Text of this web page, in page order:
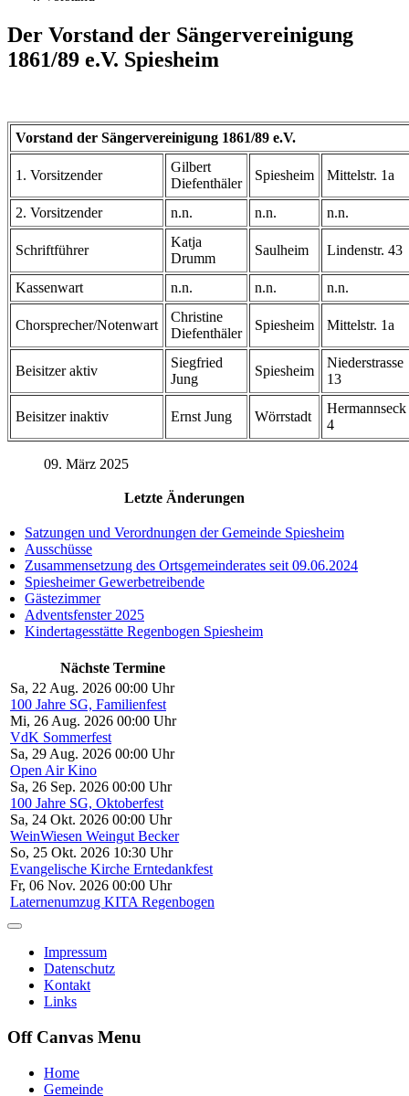
Der Vorstand der Sängervereinigung
1861/89 e.V. Spiesheim
Vorstand der Sängervereinigung 1861/89 e.V.
1. Vorsitzender
Gilbert
Diefenthäler
Spiesheim Mittelstr. 1a
2. Vorsitzender n.n. n.n. n.n.
Schriftführer
Katja
Drumm
Saulheim Lindenstr. 43
Kassenwart n.n. n.n. n.n.
Chorsprecher/Notenwart
Christine
Diefenthäler
Spiesheim Mittelstr. 1a
Beisitzer aktiv
Siegfried
Jung
Spiesheim
Niederstrasse
13
Beisitzer inaktiv Ernst Jung Wörrstadt
Hermannseck
4
09. März 2025
Letzte Änderungen
Satzungen und Verordnungen der Gemeinde Spiesheim
Ausschüsse
Zusammensetzung des Ortsgemeinderates seit 09.06.2024
Spiesheimer Gewerbetreibende
Gästezimmer
Adventsfenster 2025
Kindertagesstätte Regenbogen Spiesheim
Nächste Termine
Sa, 22 Aug. 2026 00:00 Uhr
100 Jahre SG, Familienfest
Mi, 26 Aug. 2026 00:00 Uhr
VdK Sommerfest
Sa, 29 Aug. 2026 00:00 Uhr
Open Air Kino
Sa, 26 Sep. 2026 00:00 Uhr
100 Jahre SG, Oktoberfest
Sa, 24 Okt. 2026 00:00 Uhr
WeinWiesen Weingut Becker
So, 25 Okt. 2026 10:30 Uhr
Evangelische Kirche Erntedankfest
Fr, 06 Nov. 2026 00:00 Uhr
Laternenumzug KITA Regenbogen
Impressum
Datenschutz
Kontakt
Links
Off Canvas Menu
Home
Gemeinde